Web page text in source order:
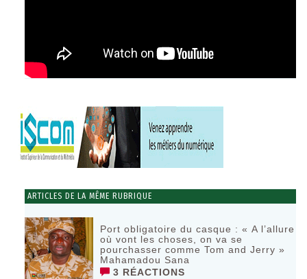
ARTICLES DE LA MÊME RUBRIQUE
Port obligatoire du casque : « A l’allure
où vont les choses, on va se
pourchasser comme Tom and Jerry »
Mahamadou Sana
3 RÉACTIONS